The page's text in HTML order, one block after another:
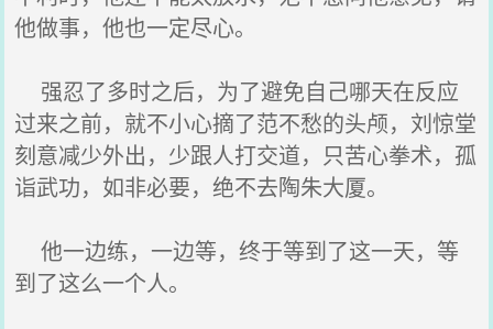
他做事，他也一定尽心。
强忍了多时之后，为了避免自己哪天在反应
过来之前，就不小心摘了范不愁的头颅，刘惊堂
刻意减少外出，少跟人打交道，只苦心拳术，孤
诣武功，如非必要，绝不去陶朱大厦。
他一边练，一边等，终于等到了这一天，等
到了这么一个人。